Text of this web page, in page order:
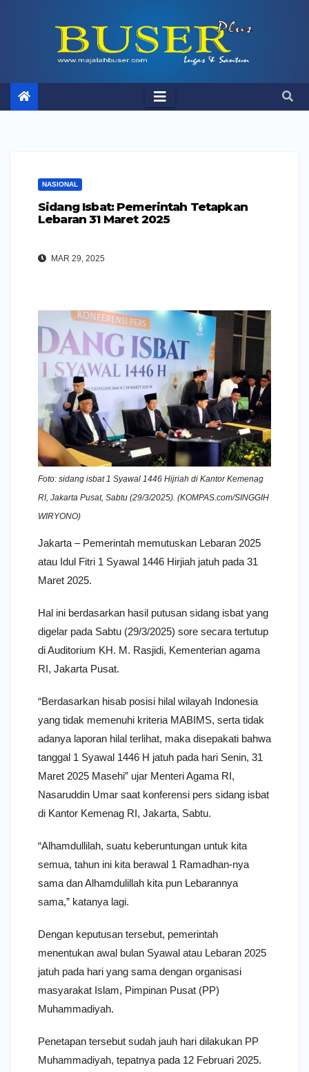
NASIONAL
Sidang Isbat: Pemerintah Tetapkan
Lebaran 31 Maret 2025
MAR 29, 2025
Foto: sidang isbat 1 Syawal 1446 Hijriah di Kantor Kemenag
RI, Jakarta Pusat, Sabtu (29/3/2025). (KOMPAS.com/SINGGIH
WIRYONO)
Jakarta – Pemerintah memutuskan Lebaran 2025
atau Idul Fitri 1 Syawal 1446 Hirjiah jatuh pada 31
Maret 2025.
Hal ini berdasarkan hasil putusan sidang isbat yang
digelar pada Sabtu (29/3/2025) sore secara tertutup
di Auditorium KH. M. Rasjidi, Kementerian agama
RI, Jakarta Pusat.
“Berdasarkan hisab posisi hilal wilayah Indonesia
yang tidak memenuhi kriteria MABIMS, serta tidak
adanya laporan hilal terlihat, maka disepakati bahwa
tanggal 1 Syawal 1446 H jatuh pada hari Senin, 31
Maret 2025 Masehi” ujar Menteri Agama RI,
Nasaruddin Umar saat konferensi pers sidang isbat
di Kantor Kemenag RI, Jakarta, Sabtu.
“Alhamdullilah, suatu keberuntungan untuk kita
semua, tahun ini kita berawal 1 Ramadhan-nya
sama dan Alhamdulillah kita pun Lebarannya
sama,” katanya lagi.
Dengan keputusan tersebut, pemerintah
menentukan awal bulan Syawal atau Lebaran 2025
jatuh pada hari yang sama dengan organisasi
masyarakat Islam, Pimpinan Pusat (PP)
Muhammadiyah.
Penetapan tersebut sudah jauh hari dilakukan PP
Muhammadiyah, tepatnya pada 12 Februari 2025.